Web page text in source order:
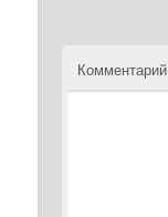
Комментарий